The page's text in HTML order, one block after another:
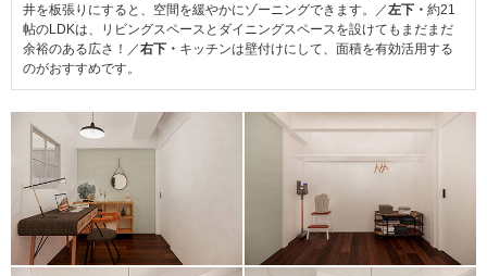
井を板張りにすると、空間を緩やかにゾーニングできます。／左下・ 約21
帖のLDKは、リビングスペースとダイニングスペースを設けてもまだまだ
余裕のある広さ！／右下・ キッチンは壁付けにして、面積を有効活用する
のがおすすめです。